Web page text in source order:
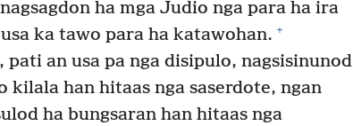
ha mga Judio nga para ha ira
ka tawo para ha katawohan. +
pati an usa pa nga disipulo, nagsisinunod
kilala han hitaas nga saserdote, ngan
ha bungsaran han hitaas nga